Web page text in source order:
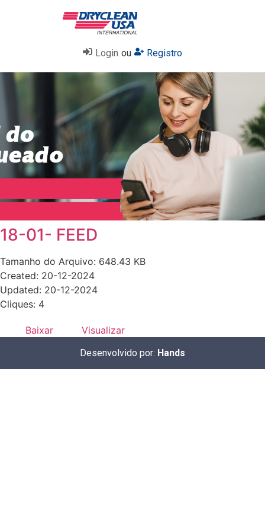
Login ou Registro
18-01- FEED
Tamanho do Arquivo: 648.43 KB
Created: 20-12-2024
Updated: 20-12-2024
Cliques: 4
Baixar Visualizar
Desenvolvido por: Hands